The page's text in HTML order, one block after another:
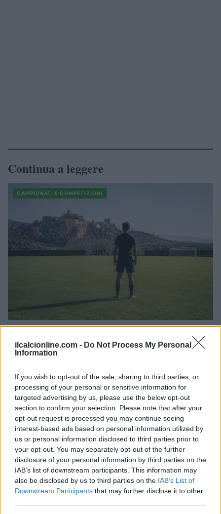
ilcalcionline.com - Do Not Process My Personal
Information
If you wish to opt-out of the sale, sharing to third parties, or
processing of your personal or sensitive information for
targeted advertising by us, please use the below opt-out
section to confirm your selection. Please note that after your
opt-out request is processed you may continue seeing
interest-based ads based on personal information utilized by
us or personal information disclosed to third parties prior to
your opt-out. You may separately opt-out of the further
disclosure of your personal information by third parties on the
IAB’s list of downstream participants. This information may
also be disclosed by us to third parties on the IAB’s List of
Downstream Participants that may further disclose it to other
Continua a leggere
CAMPIONATI E COMPETIZIONI
Progetto innovativo per il calcio giovanile ad Orvieto: le tre
società coinvolte
Ilaria Mauri · 6 Ago 2026
CAMPIONATI E COMPETIZIONI